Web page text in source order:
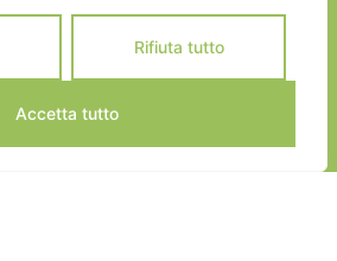
Rifiuta tutto
Accetta tutto